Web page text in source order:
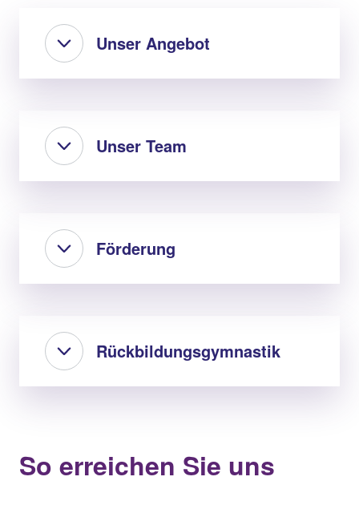
Unser Angebot
Unser Team
Förderung
Rückbildungsgymnastik
So erreichen Sie uns